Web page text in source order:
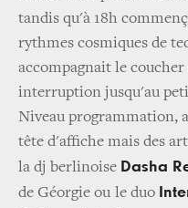
tandis qu'à 18h
rythmes cosmiques de
accompagnait le
interruption jusqu'au
Niveau programmation,
tête d'affiche mais des
la dj berlinoise Dasha
de Géorgie ou le duo